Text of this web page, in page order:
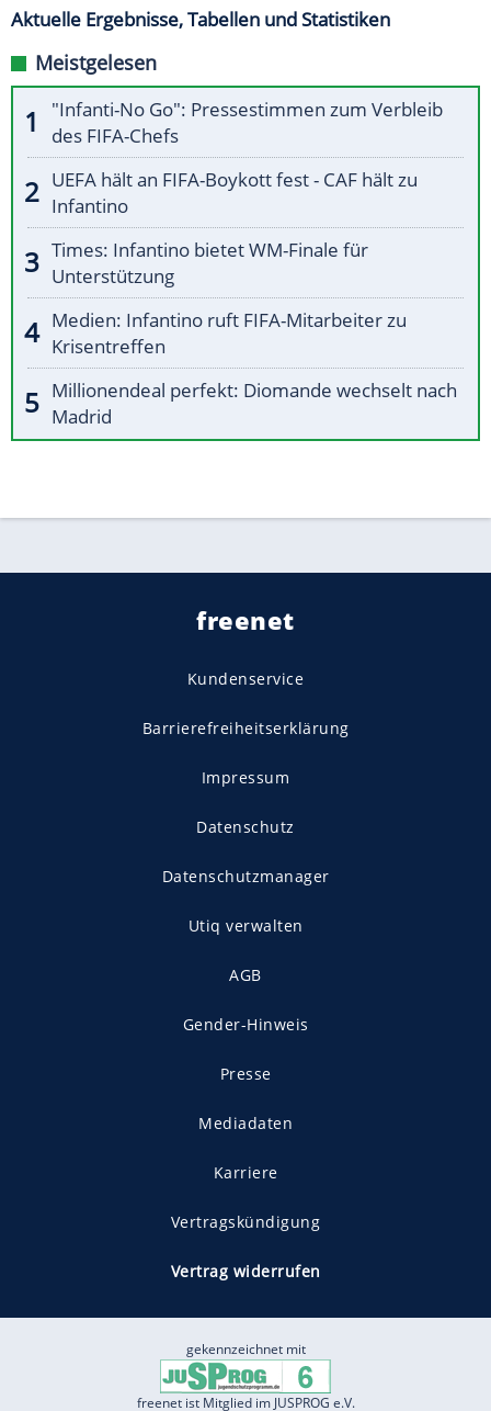
Aktuelle Ergebnisse, Tabellen und Statistiken
Meistgelesen
"Infanti-No Go": Pressestimmen zum Verbleib
des FIFA-Chefs
UEFA hält an FIFA-Boykott fest - CAF hält zu
Infantino
Times: Infantino bietet WM-Finale für
Unterstützung
Medien: Infantino ruft FIFA-Mitarbeiter zu
Krisentreffen
Millionendeal perfekt: Diomande wechselt nach
Madrid
freenet
Kundenservice
Barrierefreiheitserklärung
Impressum
Datenschutz
Datenschutzmanager
Utiq verwalten
AGB
Gender-Hinweis
Presse
Mediadaten
Karriere
Vertragskündigung
Vertrag widerrufen
gekennzeichnet mit
freenet ist Mitglied im JUSPROG e.V.